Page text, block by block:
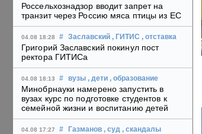
Россельхознадзор вводит запрет на
транзит через Россию мяса птицы из ЕС
04.08 18:28 # Заславский , ГИТИС , отставка
Григорий Заславский покинул пост
ректора ГИТИСа
04.08 18:13 # вузы , дети , образование
Минобрнауки намерено запустить в
вузах курс по подготовке студентов к
семейной жизни и воспитанию детей
04.08 17:27 # Газманов , суд , скандалы